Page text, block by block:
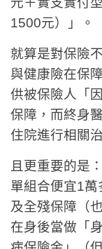
1500元）」。
就算是對保險
與健康險在保
供被保險人「
保障，而終身
住院進行相關
且更重要的是
單組合便宜1
及全殘保障（
在身後當做「